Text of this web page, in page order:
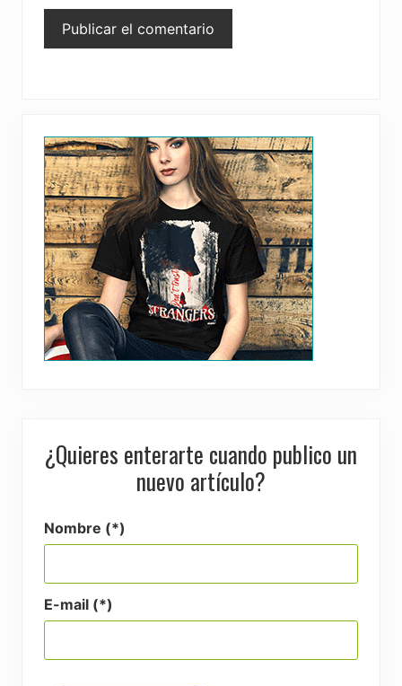
Primary
Sidebar
¿Quieres enterarte cuando publico un
nuevo artículo?
Nombre (*)
E-mail (*)